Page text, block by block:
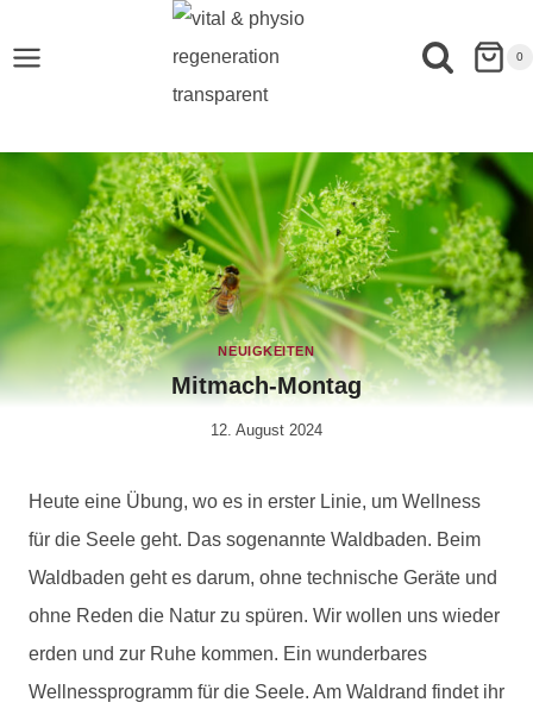
0
NEUIGKEITEN
Mitmach-Montag
Von
12. August 2024
Heute eine Übung, wo es in erster Linie, um Wellness
für die Seele geht. Das sogenannte Waldbaden. Beim
Waldbaden geht es darum, ohne technische Geräte und
ohne Reden die Natur zu spüren. Wir wollen uns wieder
erden und zur Ruhe kommen. Ein wunderbares
Wellnessprogramm für die Seele. Am Waldrand findet ihr